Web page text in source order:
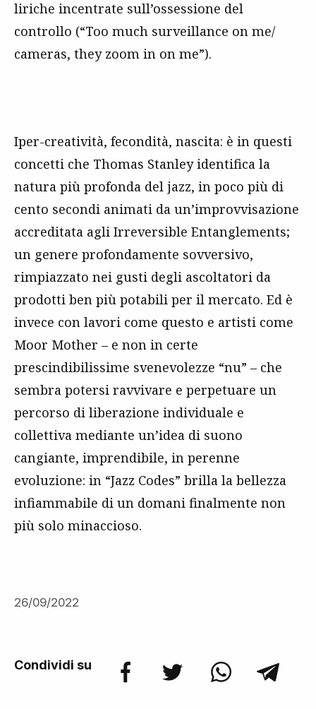
liriche incentrate sull’ossessione del
controllo (“Too much surveillancе on me/
cameras, they zoom in on me”).
Iper-creatività, fecondità, nascita: è in questi
concetti che Thomas Stanley identifica la
natura più profonda del jazz, in poco più di
cento secondi animati da un’improvvisazione
accreditata agli Irreversible Entanglements;
un genere profondamente sovversivo,
rimpiazzato nei gusti degli ascoltatori da
prodotti ben più potabili per il mercato. Ed è
invece con lavori come questo e artisti come
Moor Mother – e non in certe
prescindibilissime svenevolezze “nu” – che
sembra potersi ravvivare e perpetuare un
percorso di liberazione individuale e
collettiva mediante un’idea di suono
cangiante, imprendibile, in perenne
evoluzione: in “Jazz Codes” brilla la bellezza
infiammabile di un domani finalmente non
più solo minaccioso.
26/09/2022
Condividi su